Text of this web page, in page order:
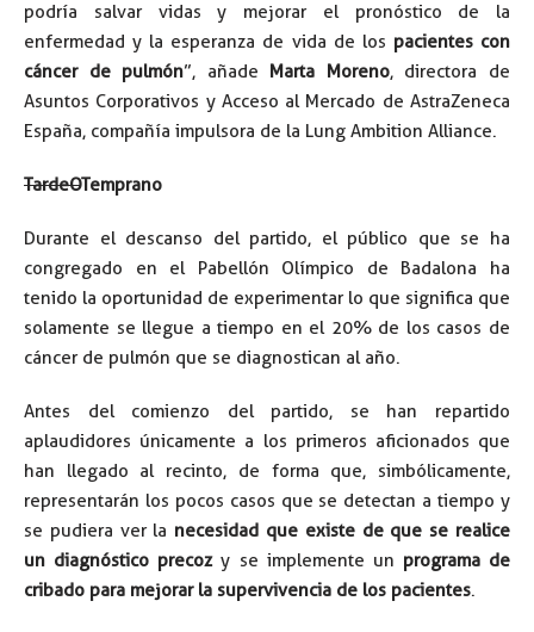
podría salvar vidas y mejorar el pronóstico de la
enfermedad y la esperanza de vida de los pacientes con
cáncer de pulmón”, añade Marta Moreno, directora de
Asuntos Corporativos y Acceso al Mercado de AstraZeneca
España, compañía impulsora de la Lung Ambition Alliance.
TardeOTemprano
Durante el descanso del partido, el público que se ha
congregado en el Pabellón Olímpico de Badalona ha
tenido la oportunidad de experimentar lo que significa que
solamente se llegue a tiempo en el 20% de los casos de
cáncer de pulmón que se diagnostican al año.
Antes del comienzo del partido, se han repartido
aplaudidores únicamente a los primeros aficionados que
han llegado al recinto, de forma que, simbólicamente,
representarán los pocos casos que se detectan a tiempo y
se pudiera ver la necesidad que existe de que se realice
un diagnóstico precozy se implemente un programa de
cribado para mejorar la supervivencia de los pacientes.